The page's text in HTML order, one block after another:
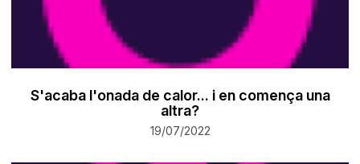
S'acaba l'onada de calor... i en comença una
altra?
19/07/2022